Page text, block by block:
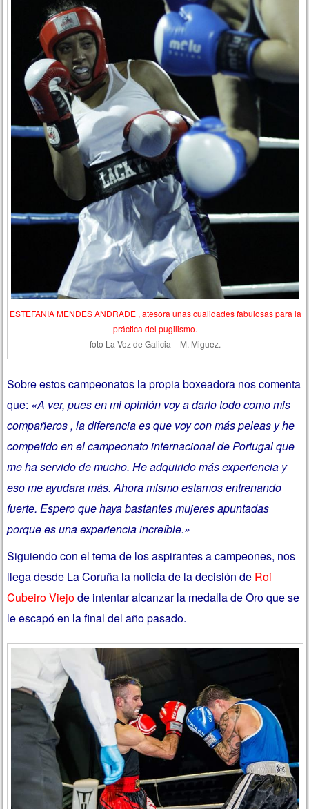
ESTEFANIA MENDES ANDRADE , atesora unas cualidades fabulosas para la
práctica del pugilismo.
foto La Voz de Galicia – M. Miguez.
Sobre estos campeonatos la propia boxeadora nos comenta
que: «A ver, pues en mi opinión voy a darlo todo como mis
compañeros , la diferencia es que voy con más peleas y he
competido en el campeonato internacional de Portugal que
me ha servido de mucho. He adquirido más experiencia y
eso me ayudara más. Ahora mismo estamos entrenando
fuerte. Espero que haya bastantes mujeres apuntadas
porque es una experiencia increíble.»
Siguiendo con el tema de los aspirantes a campeones, nos
llega desde La Coruña la noticia de la decisión de Roi
Cubeiro Viejode intentar alcanzar la medalla de Oro que se
le escapó en la final del año pasado.